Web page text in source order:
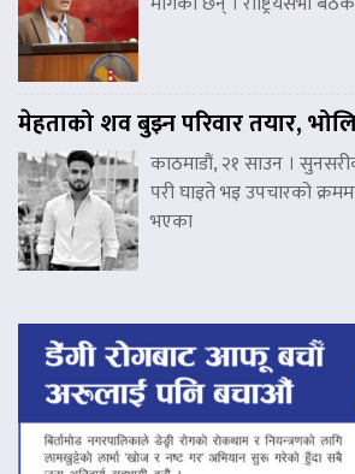
मेहताको शव बुझ्न परिवार तयार,
काठमाडौं, २१ साउन ।
परी घाइते भइ उपचारको
भएका